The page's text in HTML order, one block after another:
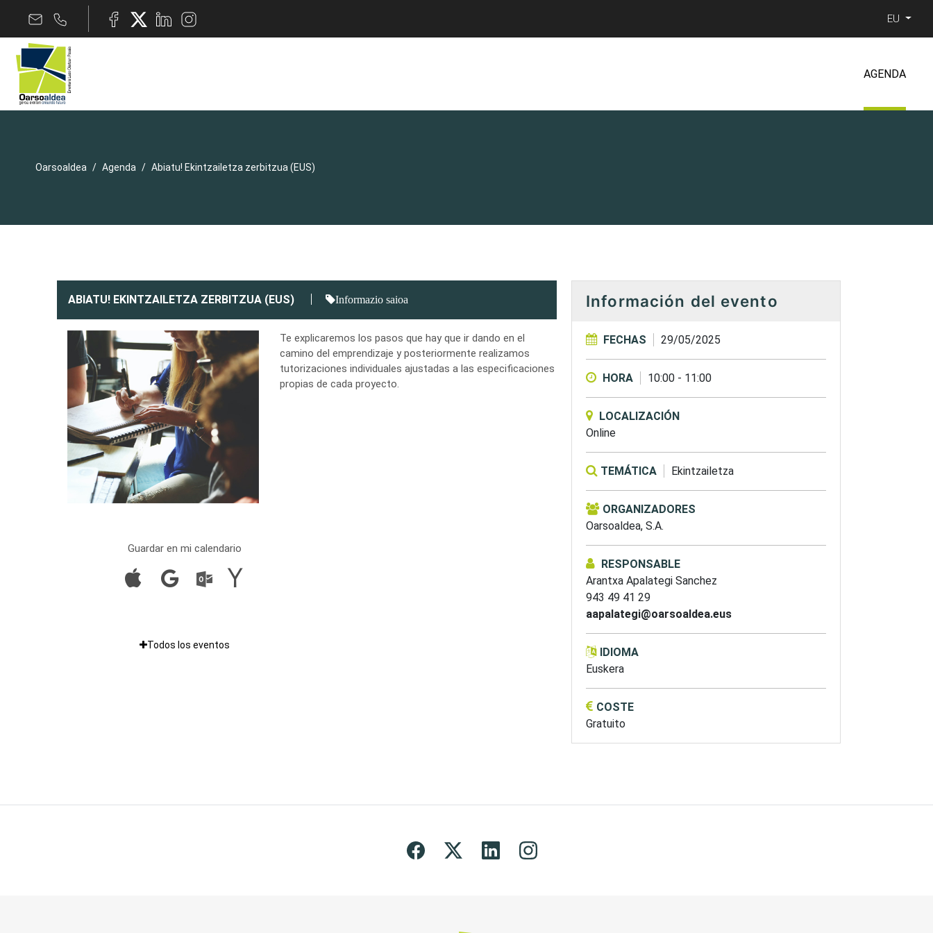
EU
AGENDA
Oarsoaldea Agenda Abiatu! Ekintzailetza zerbitzua (EUS)
ABIATU! EKINTZAILETZA ZERBITZUA (EUS) Informazio saioa
Te explicaremos los pasos que hay que ir dando en el
camino del emprendizaje y posteriormente realizamos
tutorizaciones individuales ajustadas a las especificaciones
propias de cada proyecto.
Guardar en mi calendario
Todos los eventos
Información del evento
FECHAS 29/05/2025
HORA 10:00 - 11:00
LOCALIZACIÓN
Online
TEMÁTICA Ekintzailetza
ORGANIZADORES
Oarsoaldea, S.A.
RESPONSABLE
Arantxa Apalategi Sanchez
943 49 41 29
aapalategi@oarsoaldea.eus
IDIOMA
Euskera
COSTE
Gratuito